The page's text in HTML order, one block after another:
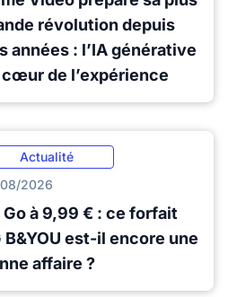
révolution depuis
années : l’IA générative
cœur de l’expérience
Actualité
2026
Go à 9,99 € : ce forfait
B&YOU est-il encore une
affaire ?